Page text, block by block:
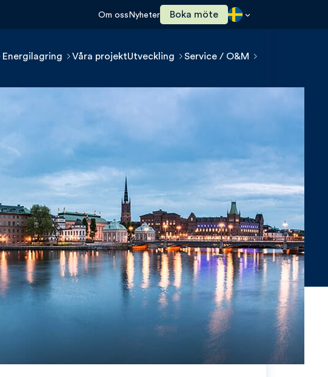
Om oss Nyheter Boka möte
Energilagring Våra projektUtveckling Service / O&M